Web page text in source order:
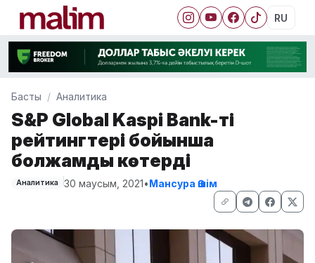
RU
Басты Аналитика
S&P Global Kaspi Bank-тің
рейтингтері бойынша
болжамды көтерді
Аналитика 30 маусым, 2021•Мансура Әшім